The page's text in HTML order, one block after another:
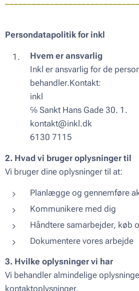
Persondatapolitik for inkl
Hvem er ansvarlig
Inkl er ansvarlig for de
behandler.Kontakt:
inkl
℅ Sankt Hans Gade 30. 1.
kontakt@inkl.dk
6130 7115
2. Hvad vi bruger oplysninger til
Vi bruger dine oplysninger til at:
Planlægge og gennemføre
Kommunikere med dig
Håndtere samarbejder, køb
Dokumentere vores arbejde
3. Hvilke oplysninger vi har
Vi behandler almindelige
kontaktoplysninger.